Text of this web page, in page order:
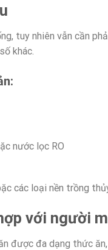
tuy nhiên vẫn cần
khác.
nước lọc RO
các loại nền trồng
với người
được đa dạng thức